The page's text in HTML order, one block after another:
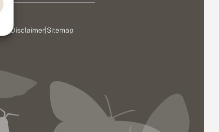
Disclaimer Sitemap